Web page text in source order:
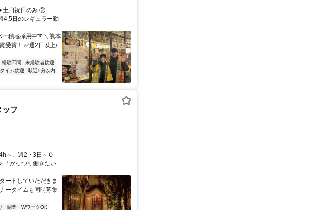
土日祝日のみ ②
4,5日のレギュラー勤
ー積極採用中➰ ＼熊本
受賞！ ✅週2日以上/
経験不問
未経験者歓迎
イム歓迎
駅近5分以内
ッフ
～、週2・3日～Ｏ
「がっつり働きたい
ートしていただきま
ータイムも同時募集
副業・WワークOK